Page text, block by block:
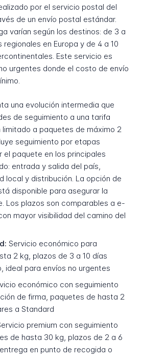
por el servicio postal del
de un envío postal estándar.
varían según los destinos: de 3 a
en Europa y de 4 a 10
Este servicio es
urgentes donde el costo de envío
una evolución intermedia que
de seguimiento a una tarifa
limitado a paquetes de máximo 2
seguimiento por etapas
el paquete en los principales
entrada y salida del país,
local y distribución. La opción de
disponible para asegurar la
Los plazos son comparables a e-
mayor visibilidad del camino del
Servicio económico para
2 kg, plazos de 3 a 10 días
ideal para envíos no urgentes
económico con seguimiento
de firma, paquetes de hasta 2
a Standard
premium con seguimiento
de hasta 30 kg, plazos de 2 a 6
en punto de recogida o